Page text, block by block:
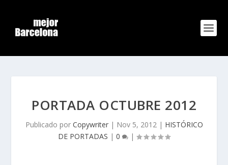
PORTADA OCTUBRE 2012
Publicado por Copywriter| Nov 5, 2012| HISTÓRICO
DE PORTADAS | 0 |